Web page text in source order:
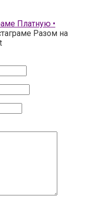
Платную •
Разом на